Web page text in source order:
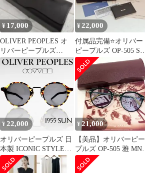
¥ 17,000
OLIVER PEOPLES オ
リバーピープルズ
OV5184 雅
¥22,000
付属品完備⭐オリバー
ピープルズ OP-505 Sun
サングラス/MP-2雅
¥22,000
オリバーピープルズ 日
本製 ICONIC STYLES
RESORT COLLECTION
1955 SUN べっ甲 コン
¥ 21,000
【美品】オリバーピー
プルズ OP-505 雅 MN
47□24 142 度入り